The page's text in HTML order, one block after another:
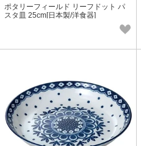
ポタリーフィールド リーフドット パ
スタ皿 25cm[日本製/洋食器]